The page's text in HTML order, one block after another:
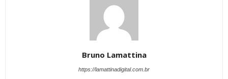
Bruno Lamattina
https://lamattinadigital.com.br